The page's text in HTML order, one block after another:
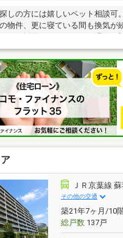
しの方には嬉しいペット相談可
物件、更に寝ている間も換気が
また出不精さんでも活動的にな
ロケーションで、その上留守番
なので、ネット通販大好き派に
みに食後お皿を下げるのもスムー
ンです。自然に団らんが生まれ
目でお確かめください。
ＪＲ京葉線
その他の交通
築21年7ヶ月/10
総戸数137戸